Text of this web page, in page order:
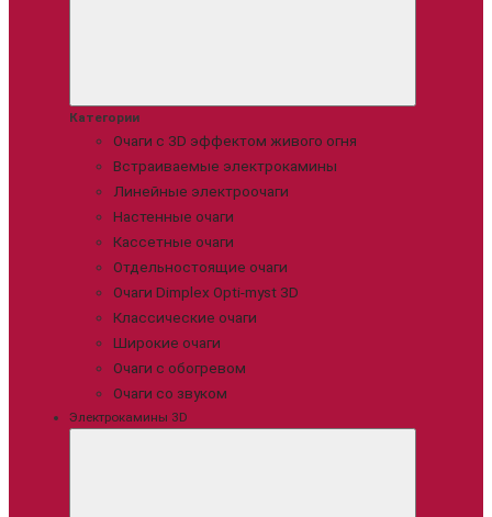
Категории
Очаги с 3D эффектом живого огня
Встраиваемые электрокамины
Линейные электроочаги
Настенные очаги
Кассетные очаги
Отдельностоящие очаги
Очаги Dimplex Opti-myst 3D
Классические очаги
Широкие очаги
Очаги с обогревом
Очаги со звуком
Электрокамины 3D